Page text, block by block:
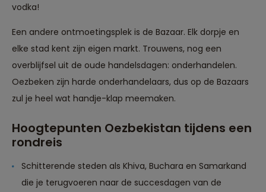
vodka!
Een andere ontmoetingsplek is de Bazaar. Elk dorpje en
elke stad kent zijn eigen markt. Trouwens, nog een
overblijfsel uit de oude handelsdagen: onderhandelen.
Oezbeken zijn harde onderhandelaars, dus op de Bazaars
zul je heel wat handje-klap meemaken.
Hoogtepunten Oezbekistan tijdens een
rondreis
Schitterende steden als Khiva, Buchara en Samarkand
die je terugvoeren naar de succesdagen van de